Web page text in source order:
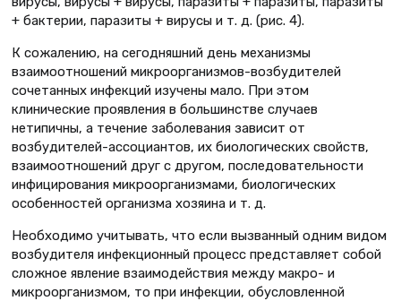
+ бактерии, паразиты + вирусы и т. д. (рис. 4).
К сожалению, на сегодняшний день механизмы
взаимоотношений микроорганизмов-возбудителей
сочетанных инфекций изучены мало. При этом
клинические проявления в большинстве случаев
нетипичны, а течение заболевания зависит от
возбудителей-ассоциантов, их биологических свойств,
взаимоотношений друг с другом, последовательности
инфицирования микроорганизмами, биологических
особенностей организма хозяина и т. д.
Необходимо учитывать, что если вызванный одним видом
возбудителя инфекционный процесс представляет собой
сложное явление взаимодействия между макро- и
микроорганизмом, то при инфекции, обусловленной